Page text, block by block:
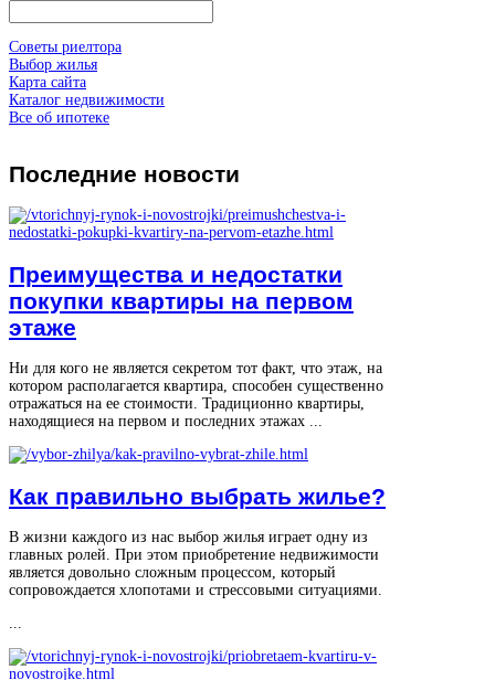
Советы риелтора
Выбор жилья
Карта сайта
Каталог недвижимости
Все об ипотеке
Последние новости
Преимущества и недостатки
покупки квартиры на первом
этаже
Ни для кого не является секретом тот факт, что этаж, на
котором располагается квартира, способен существенно
отражаться на ее стоимости. Традиционно квартиры,
находящиеся на первом и последних этажах ...
Как правильно выбрать жилье?
В жизни каждого из нас выбор жилья играет одну из
главных ролей. При этом приобретение недвижимости
является довольно сложным процессом, который
сопровождается хлопотами и стрессовыми ситуациями.
...